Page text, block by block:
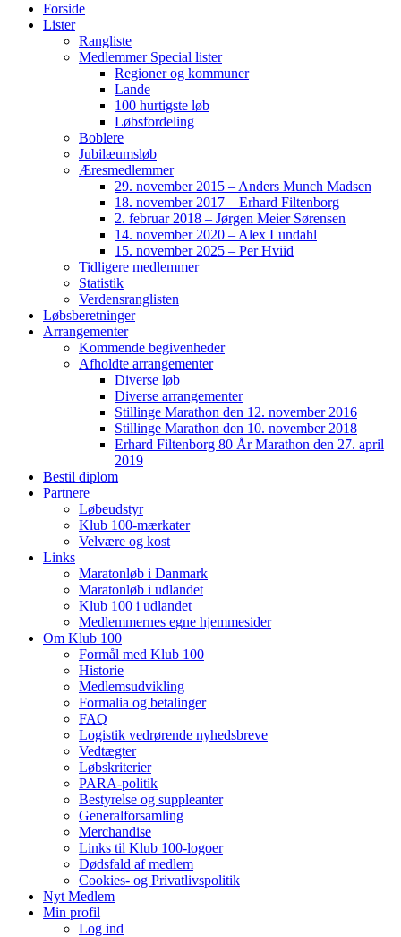
Forside
Lister
Rangliste
Medlemmer Special lister
Regioner og kommuner
Lande
100 hurtigste løb
Løbsfordeling
Boblere
Jubilæumsløb
Æresmedlemmer
29. november 2015 – Anders Munch Madsen
18. november 2017 – Erhard Filtenborg
2. februar 2018 – Jørgen Meier Sørensen
14. november 2020 – Alex Lundahl
15. november 2025 – Per Hviid
Tidligere medlemmer
Statistik
Verdensranglisten
Løbsberetninger
Arrangementer
Kommende begivenheder
Afholdte arrangementer
Diverse løb
Diverse arrangementer
Stillinge Marathon den 12. november 2016
Stillinge Marathon den 10. november 2018
Erhard Filtenborg 80 År Marathon den 27. april
2019
Bestil diplom
Partnere
Løbeudstyr
Klub 100-mærkater
Velvære og kost
Links
Maratonløb i Danmark
Maratonløb i udlandet
Klub 100 i udlandet
Medlemmernes egne hjemmesider
Om Klub 100
Formål med Klub 100
Historie
Medlemsudvikling
Formalia og betalinger
FAQ
Logistik vedrørende nyhedsbreve
Vedtægter
Løbskriterier
PARA-politik
Bestyrelse og suppleanter
Generalforsamling
Merchandise
Links til Klub 100-logoer
Dødsfald af medlem
Cookies- og Privatlivspolitik
Nyt Medlem
Min profil
Log ind